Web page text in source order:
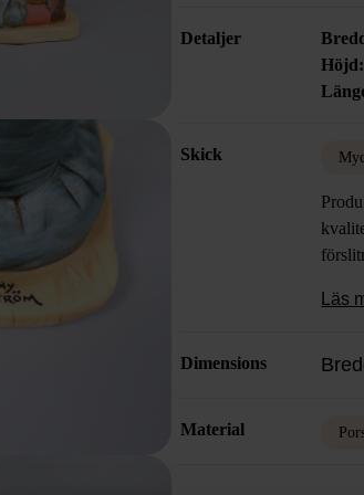
Detaljer
Höjd:
Skick
Läs
Dimensions
Material